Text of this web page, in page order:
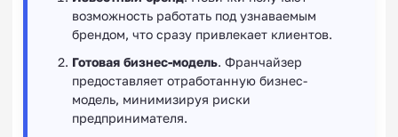
возможность работать под узнаваемым
брендом, что сразу привлекает клиентов.
Готовая бизнес-модель. Франчайзер
предоставляет отработанную бизнес-
модель, минимизируя риски
предпринимателя.